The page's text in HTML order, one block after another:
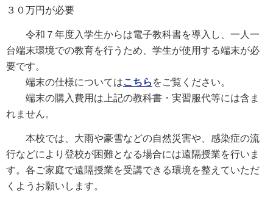
３０万円が必要
令和７年度入学生からは電子教科書を導入し、一人一
台端末環境での教育を行うため、学生が使用する端末が必
要です。
端末の仕様についてはこちら をご覧ください。
端末の購入費用は上記の教科書・実習服代等には含ま
れません。
本校では、大雨や豪雪などの自然災害や、感染症の流
行などにより登校が困難となる場合には遠隔授業を行いま
す。各ご家庭で遠隔授業を受講できる環境を整えていただ
くようお願いします。